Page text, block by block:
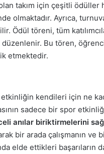
takım için çeşitli ödüller
olmaktadır. Ayrıca,
Ödül töreni, tüm
düzenlenir. Bu tören,
etmektedir.
kendileri için ne
sadece bir spor
anılar biriktirmelerini
bir arada çalışmanın
elde ettikleri başarıların